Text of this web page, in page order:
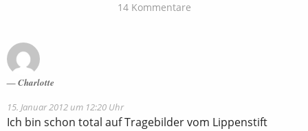
14 Kommentare
Charlotte
15. Januar 2012 um 12:20 Uhr
Ich bin schon total auf Tragebilder vom Lippenstift